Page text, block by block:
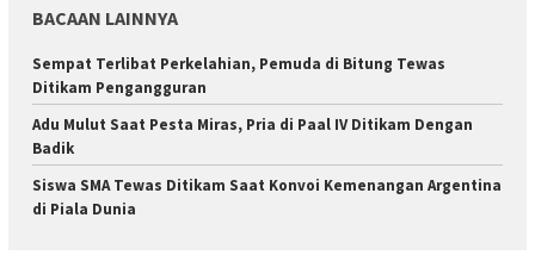
BACAAN LAINNYA
Sempat Terlibat Perkelahian, Pemuda di Bitung Tewas
Ditikam Pengangguran
Adu Mulut Saat Pesta Miras, Pria di Paal IV Ditikam Dengan
Badik
Siswa SMA Tewas Ditikam Saat Konvoi Kemenangan Argentina
di Piala Dunia